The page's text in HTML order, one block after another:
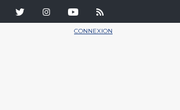
CONNEXION